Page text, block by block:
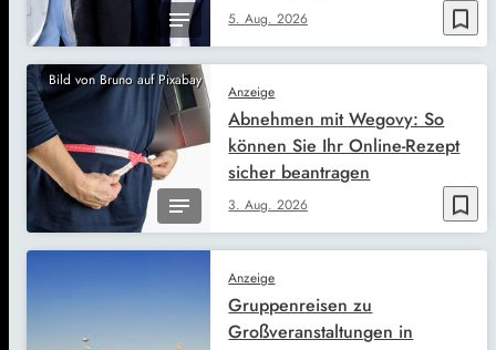
bookmark_border
5. Aug. 2026
Bild von Bruno auf Pixabay
bookmark_border
Anzeige
3. Aug. 2026
Abnehmen mit Wegovy: So
können Sie Ihr Online-Rezept
sicher beantragen
Anzeige
Gruppenreisen zu
Großveranstaltungen in